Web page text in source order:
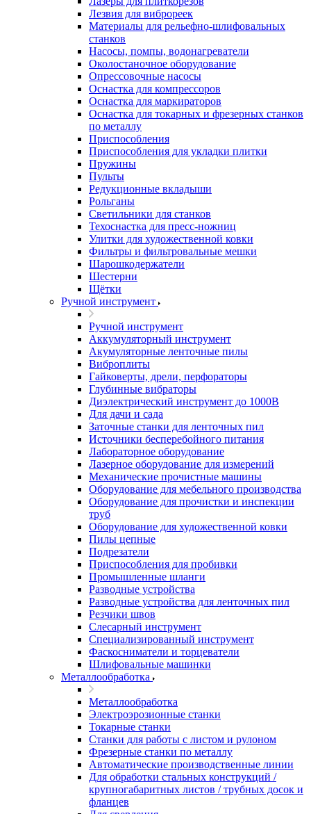
Лезвия для виброреек
Материалы для рельефно-шлифовальных
станков
Насосы, помпы, водонагреватели
Околостаночное оборудование
Опрессовочные насосы
Оснастка для компрессоров
Оснастка для маркираторов
Оснастка для токарных и фрезерных станков
по металлу
Приспособления
Приспособления для укладки плитки
Пружины
Пульты
Редукционные вкладыши
Рольганы
Светильники для станков
Техоснастка для пресс-ножниц
Улитки для художественной ковки
Фильтры и фильтровальные мешки
Шарошкодержатели
Шестерни
Щётки
Ручной инструмент
Ручной инструмент
Аккумуляторный инструмент
Акумуляторные ленточные пилы
Виброплиты
Гайковерты, дрели, перфораторы
Глубинные вибраторы
Диэлектрический инструмент до 1000В
Для дачи и сада
Заточные станки для ленточных пил
Источники бесперебойного питания
Лабораторное оборудование
Лазерное оборудование для измерений
Механические прочистные машины
Оборудование для мебельного производства
Оборудование для прочистки и инспекции
труб
Оборудование для художественной ковки
Пилы цепные
Подрезатели
Приспособления для пробивки
Промышленные шланги
Разводные устройства
Разводные устройства для ленточных пил
Резчики швов
Слесарный инструмент
Специализированный инструмент
Фаскосниматели и торцеватели
Шлифовальные машинки
Металлообработка
Металлообработка
Электроэрозионные станки
Токарные станки
Станки для работы с листом и рулоном
Фрезерные станки по металлу
Автоматические производственные линии
Для обработки стальных конструкций /
крупногабаритных листов / трубных досок и
фланцев